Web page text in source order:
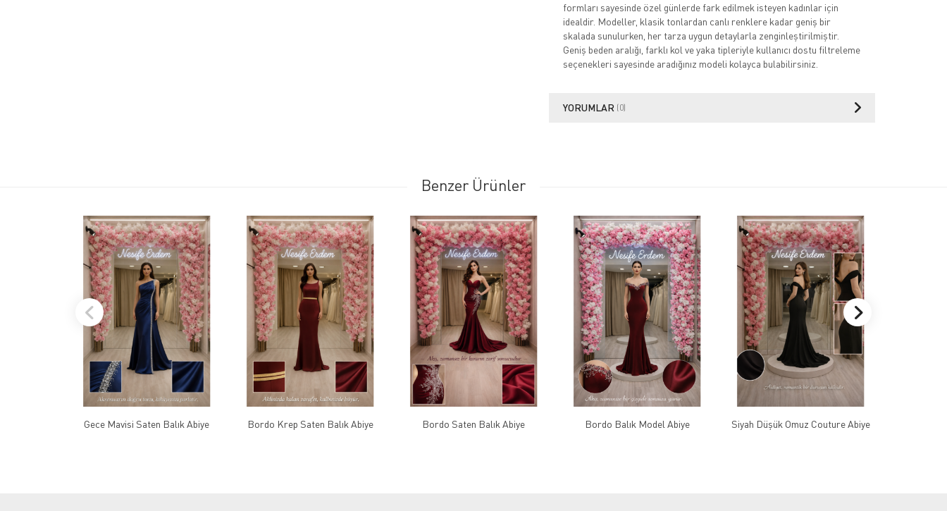
formları sayesinde özel günlerde fark edilmek isteyen kadınlar için
idealdir. Modeller, klasik tonlardan canlı renklere kadar geniş bir
skalada sunulurken, her tarza uygun detaylarla zenginleştirilmiştir.
Geniş beden aralığı, farklı kol ve yaka tipleriyle kullanıcı dostu filtreleme
seçenekleri sayesinde aradığınız modeli kolayca bulabilirsiniz.
YORUMLAR (0)
Benzer Ürünler
Gece Mavisi Saten Balık Abiye Bordo Krep Saten Balık Abiye Bordo Saten Balık Abiye Bordo Balık Model Abiye Siyah Düşük Omuz Couture Abiye